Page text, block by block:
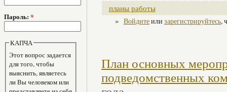
Пароль: *
КАПЧА
Этот вопрос задается
для того, чтобы
выяснить, являетесь
ли Вы человеком или
планы работы
» Войдитеили зарегистрируйтесь,
План основных
подведомственных